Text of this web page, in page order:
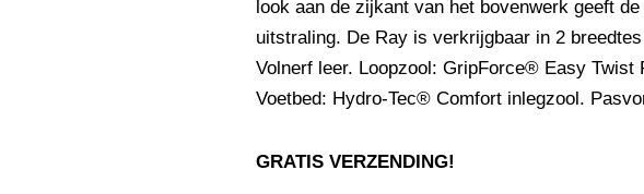
look aan de zijkant van het bovenwerk geeft
uitstraling. De Ray is verkrijgbaar in 2
Volnerf leer. Loopzool: GripForce® Easy Twist
Voetbed: Hydro-Tec® Comfort inlegzool.
GRATIS VERZENDING!